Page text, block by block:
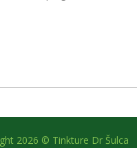
2026 © Tinkture Dr Šulca